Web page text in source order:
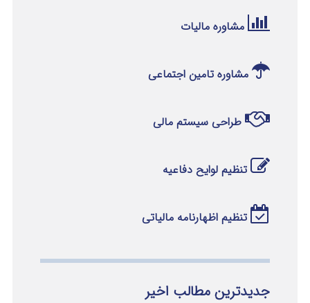
مشاوره مالیات
مشاوره تامین اجتماعی
طراحی سیستم مالی
تنظیم لوایح دفاعیه
تنظیم اظهارنامه مالیاتی
جدیدترین مطالب اخیر